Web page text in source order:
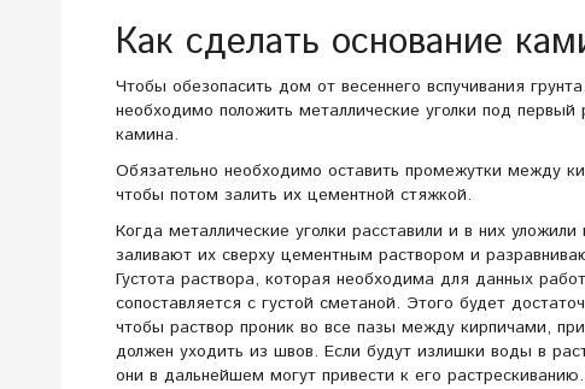
Как сделать основание
Чтобы обезопасить дом от весеннего вспучивания грунта,
необходимо положить металлические уголки под первый
камина.
Обязательно необходимо оставить промежутки между
чтобы потом залить их цементной стяжкой.
Когда металлические уголки расставили и в них уложили
заливают их сверху цементным раствором и
Густота раствора, которая необходима для данных
сопоставляется с густой сметаной. Этого будет
чтобы раствор проник во все пазы между кирпичами,
должен уходить из швов. Если будут излишки воды в
они в дальнейшем могут привести к его растрескиванию.